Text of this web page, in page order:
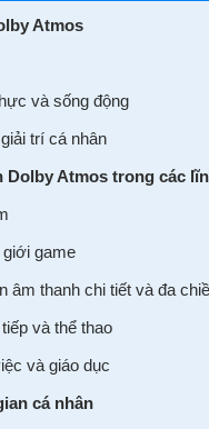
Atmos
và sống động
trí cá nhân
Dolby Atmos trong các
giới game
âm thanh chi tiết và đa
và thể thao
và giáo dục
cá nhân